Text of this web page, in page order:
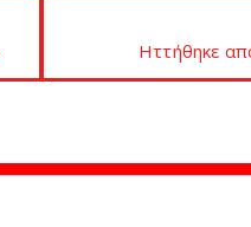
Hττήθηκε